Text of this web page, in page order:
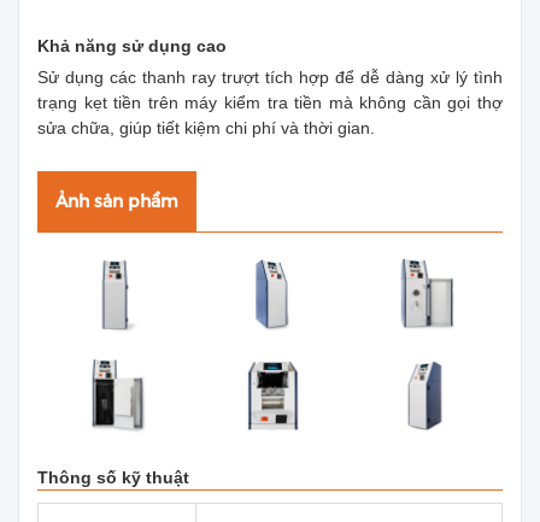
Khả năng sử dụng cao
Sử dụng các thanh ray trượt tích hợp để dễ dàng xử lý tình
trạng kẹt tiền trên máy kiểm tra tiền mà không cần gọi thợ
sửa chữa, giúp tiết kiệm chi phí và thời gian.
Ảnh sản phẩm
Thông số kỹ thuật